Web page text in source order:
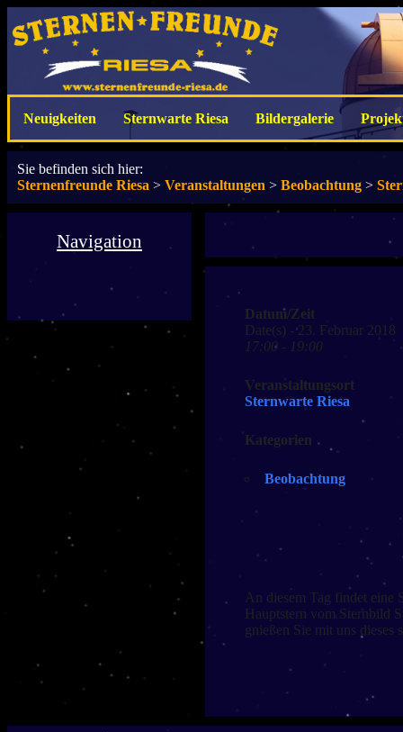
Neuigkeiten Sternwarte Riesa Bildergalerie
Sie befinden sich hier:
Sternenfreunde Riesa > Veranstaltungen > Beobachtung >
Navigation
Datum/Zeit
Date(s) - 23. Februar 2018
17:00 - 19:00
Veranstaltungsort
Sternwarte Riesa
Kategorien
Beobachtung
An diesem Tag findet eine
Hauptstern vom Sternbild
gnießen Sie mit uns dieses